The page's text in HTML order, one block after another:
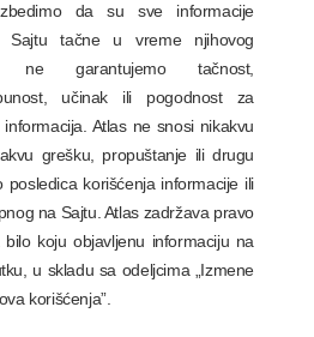
da su sve informacije
Sajtu tačne u vreme njihovog
ne garantujemo tačnost,
učinak ili pogodnost za
Atlas ne snosi nikakvu
grešku, propuštanje ili drugu
korišćenja informacije ili
na Sajtu. Atlas zadržava pravo
koju objavljenu informaciju na
u skladu sa odeljcima „Izmene
korišćenja”.